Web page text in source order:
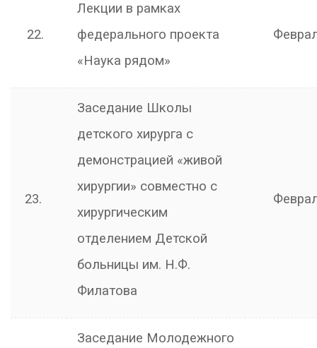
22.
Лекции в рамках
федерального проекта
«Наука рядом»
23.
Заседание Школы
детского хирурга с
демонстрацией «живой
хирургии» совместно с
хирургическим
отделением Детской
больницы им. Н.Ф.
Филатова
Заседание Молодежного